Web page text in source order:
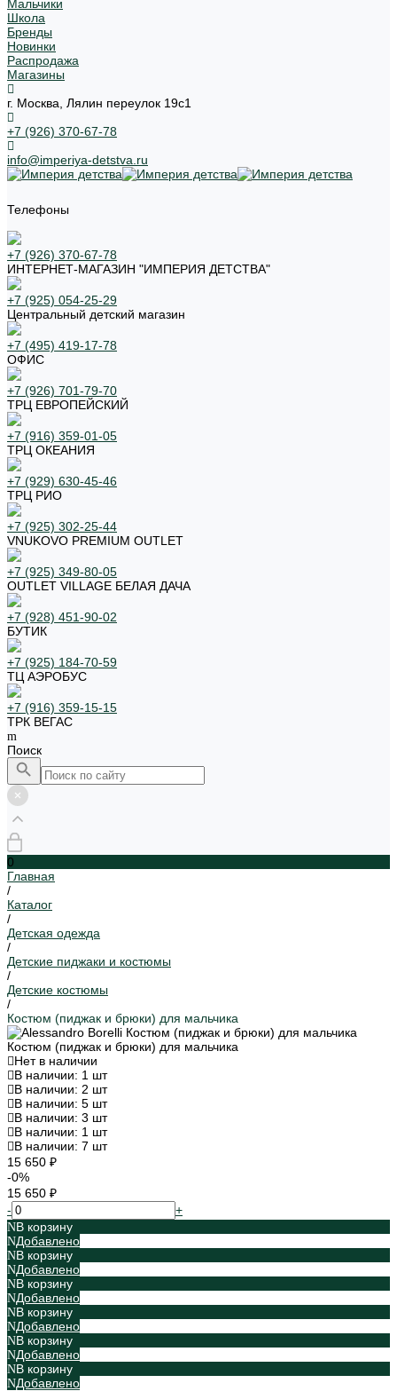
Мальчики
Школа
Бренды
Новинки
Распродажа
Магазины
г. Москва, Лялин переулок 19с1
+7 (926) 370-67-78
info@imperiya-detstva.ru
Телефоны
+7 (926) 370-67-78
ИНТЕРНЕТ-МАГАЗИН "ИМПЕРИЯ ДЕТСТВА"
+7 (925) 054-25-29
Центральный детский магазин
+7 (495) 419-17-78
ОФИС
+7 (926) 701-79-70
ТРЦ ЕВРОПЕЙСКИЙ
+7 (916) 359-01-05
ТРЦ ОКЕАНИЯ
+7 (929) 630-45-46
ТРЦ РИО
+7 (925) 302-25-44
VNUKOVO PREMIUM OUTLET
+7 (925) 349-80-05
OUTLET VILLAGE БЕЛАЯ ДАЧА
+7 (928) 451-90-02
БУТИК
+7 (925) 184-70-59
ТЦ АЭРОБУС
+7 (916) 359-15-15
ТРК ВЕГАС
Поиск
0
Главная
/
Каталог
/
Детская одежда
/
Детские пиджаки и костюмы
/
Детские костюмы
/
Костюм (пиджак и брюки) для мальчика
Костюм (пиджак и брюки) для мальчика
Нет в наличии
В наличии: 1 шт
В наличии: 2 шт
В наличии: 5 шт
В наличии: 3 шт
В наличии: 1 шт
В наличии: 7 шт
15 650 ₽
-0%
15 650 ₽
-
+
В корзину
Добавлено
В корзину
Добавлено
В корзину
Добавлено
В корзину
Добавлено
В корзину
Добавлено
В корзину
Добавлено